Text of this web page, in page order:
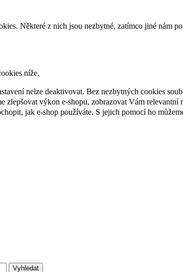
Některé z nich jsou nezbytné, zatímco jiné nám
níže.
nelze deaktivovat. Bez nezbytných cookies
zlepšovat výkon e-shopu, zobrazovat Vám
jak e-shop používáte. S jejich pomocí ho
Vyhledat